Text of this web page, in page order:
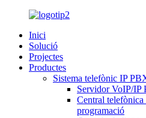
Inici
Solució
Projectes
Productes
Sistema telefònic IP
Servidor VoIP/IP
Central
programació